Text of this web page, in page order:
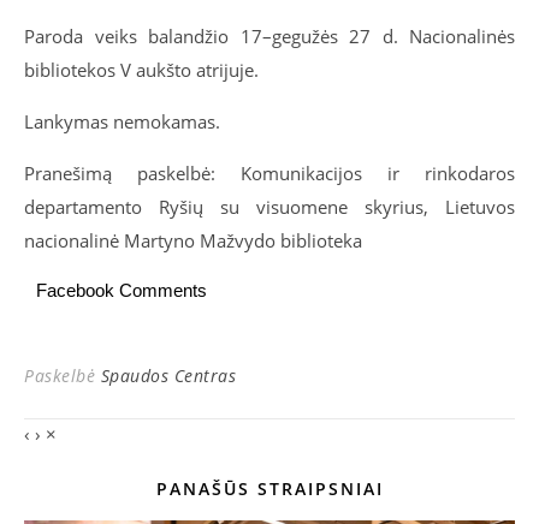
Paroda veiks balandžio 17–gegužės 27 d. Nacionalinės
bibliotekos V aukšto atrijuje.
Lankymas nemokamas.
Pranešimą paskelbė: Komunikacijos ir rinkodaros
departamento Ryšių su visuomene skyrius, Lietuvos
nacionalinė Martyno Mažvydo biblioteka
Facebook Comments
Paskelbė Spaudos Centras
‹ › ×
PANAŠŪS STRAIPSNIAI